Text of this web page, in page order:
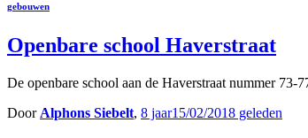
gebouwen
Openbare school Haverstraat
De openbare school aan de Haverstraat nummer
Door Alphons Siebelt, 8 jaar15/02/2018 geleden